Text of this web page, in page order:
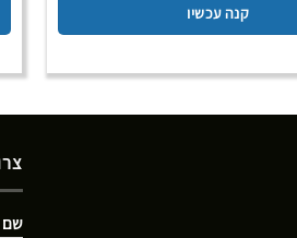
קנה עכשיו
שם